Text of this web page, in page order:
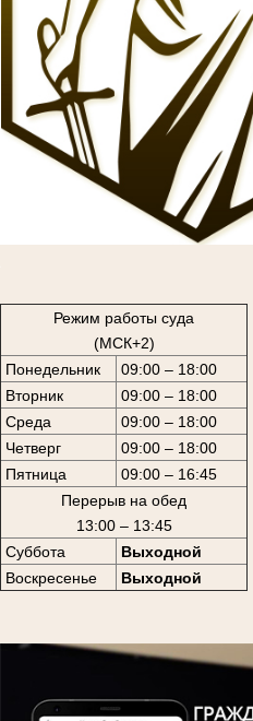
Режим работы суда
(МСК+2)
Понедельник
09:00 – 18:00
Вторник
09:00 – 18:00
Среда
09:00 – 18:00
Четверг
09:00 – 18:00
Пятница
09:00 – 16:45
Перерыв на обед
13:00 – 13:45
Суббота
Выходной
Воскресенье
Выходной